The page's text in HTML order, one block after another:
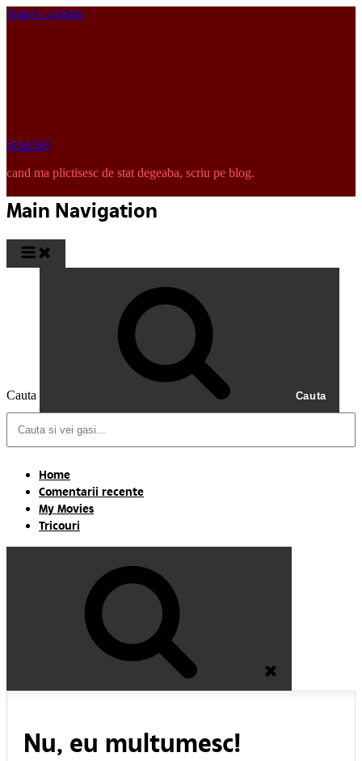
Skip to content
pinkISH
cand ma plictisesc de stat degeaba, scriu pe blog.
Main Navigation
Cauta Cauta
Home
Comentarii recente
My Movies
Tricouri
Nu, eu multumesc!